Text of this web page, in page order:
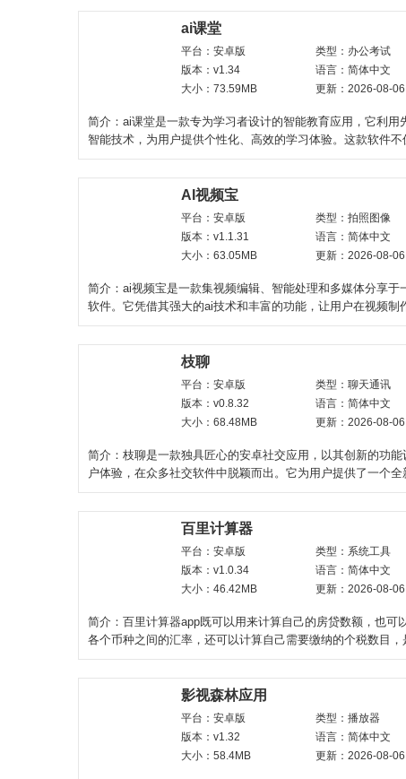
ai课堂
平台：安卓版
类型：办公考试
版本：v1.34
语言：简体中文
大小：73.59MB
更新：2026-08-06
简介：ai课堂是一款专为学习者设计的智能教育应用，它利用
智能技术，为用户提供个性化、高效的学习体验。这款软件不
各个学科领域的
AI视频宝
平台：安卓版
类型：拍照图像
版本：v1.1.31
语言：简体中文
大小：63.05MB
更新：2026-08-06
简介：ai视频宝是一款集视频编辑、智能处理和多媒体分享于
软件。它凭借其强大的ai技术和丰富的功能，让用户在视频制
过程中享受
枝聊
平台：安卓版
类型：聊天通讯
版本：v0.8.32
语言：简体中文
大小：68.48MB
更新：2026-08-06
简介：枝聊是一款独具匠心的安卓社交应用，以其创新的功能
户体验，在众多社交软件中脱颖而出。它为用户提供了一个全
平台，让用户能够更
百里计算器
平台：安卓版
类型：系统工具
版本：v1.0.34
语言：简体中文
大小：46.42MB
更新：2026-08-06
简介：百里计算器app既可以用来计算自己的房贷数额，也可
各个币种之间的汇率，还可以计算自己需要缴纳的个税数目，
能多多的计算工具
影视森林应用
平台：安卓版
类型：播放器
版本：v1.32
语言：简体中文
大小：58.4MB
更新：2026-08-06